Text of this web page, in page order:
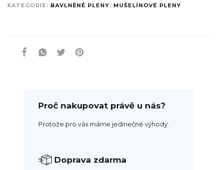
KATEGORIE: BAVLNĚNÉ PLENY, MUŠELÍNOVÉ PLENY
Proč nakupovat právě u nás?
Protože pro vás máme jedinečné výhody.
Doprava zdarma